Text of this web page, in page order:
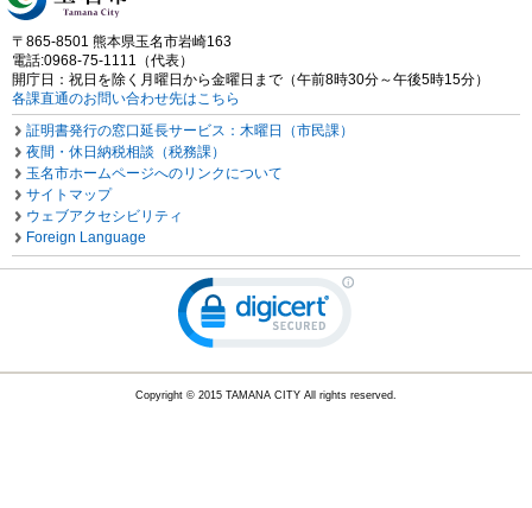
〒865-8501 熊本県玉名市岩崎163
電話:0968-75-1111（代表）
開庁日：祝日を除く月曜日から金曜日まで（午前8時30分～午後5時15分）
各課直通のお問い合わせ先はこちら
証明書発行の窓口延長サービス：木曜日（市民課）
夜間・休日納税相談（税務課）
玉名市ホームページへのリンクについて
サイトマップ
ウェブアクセシビリティ
Foreign Language
Copyright © 2015 TAMANA CITY All rights reserved.